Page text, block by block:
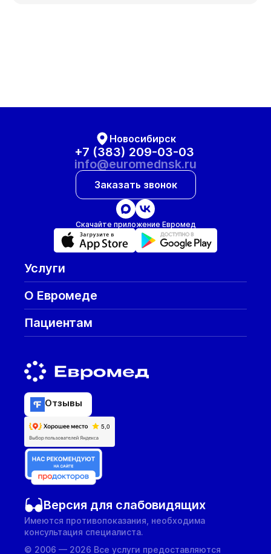
Новосибирск
+7 (383) 209-03-03
info@euromednsk.ru
Заказать звонок
Скачайте приложение Евромед
Услуги
О Евромеде
Пациентам
Отзывы
Версия для слабовидящих
Имеются противопоказания, необходима
консультация специалиста.
© 2006 — 2026 Все услуги предоставляются